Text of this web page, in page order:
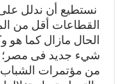
نستطيع أن ندلل
القطاعات أقل من
الحال مازال كما هو
شيء جديد فى مصر؛
من مؤتمرات الشباب